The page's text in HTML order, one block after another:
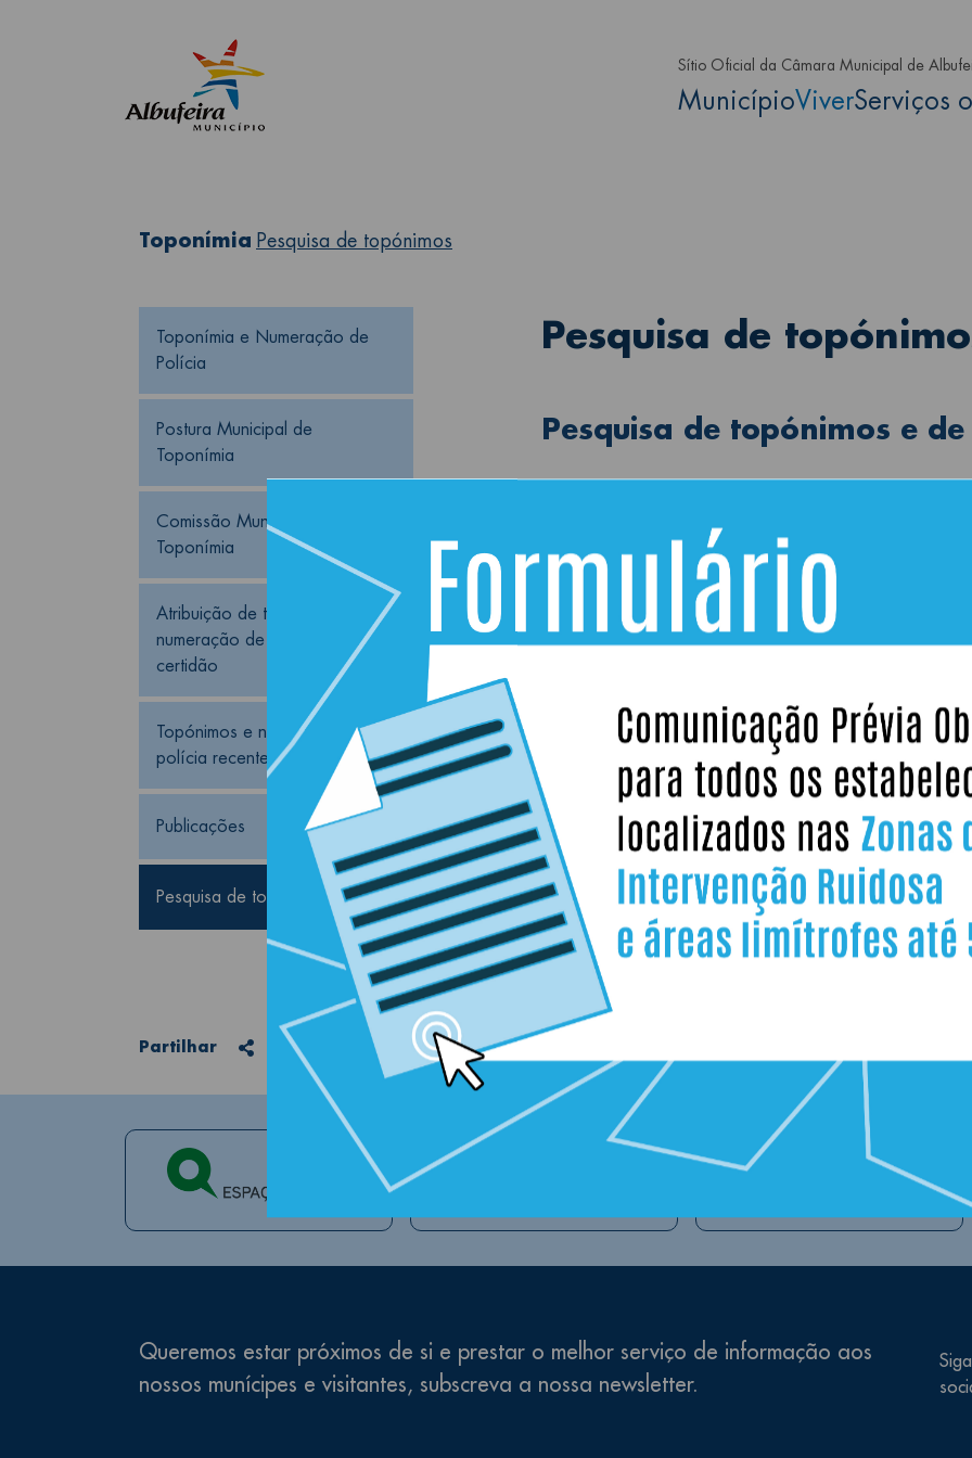
Sítio Oficial da Câmara Municipal de
Main navigation
MunicípioViverServiços
Toponímia Pesquisa de topónimos
Toponímia e Numeração de
Polícia
Postura Municipal de
Toponímia
Comissão Municipal de
Toponímia
Atribuição de topónimo,
numeração de polícia e
certidão
Topónimos e numeração de
polícia recentemente atribuídos
Publicações
Pesquisa de topónimos
Partilhar Partilhar
Pesquisa de
Pesquisa de topónimos e
27.05.2026
Queremos estar próximos de si e prestar o melhor serviço de informação aos
nossos munícipes e visitantes, subscreva a nossa newsletter.